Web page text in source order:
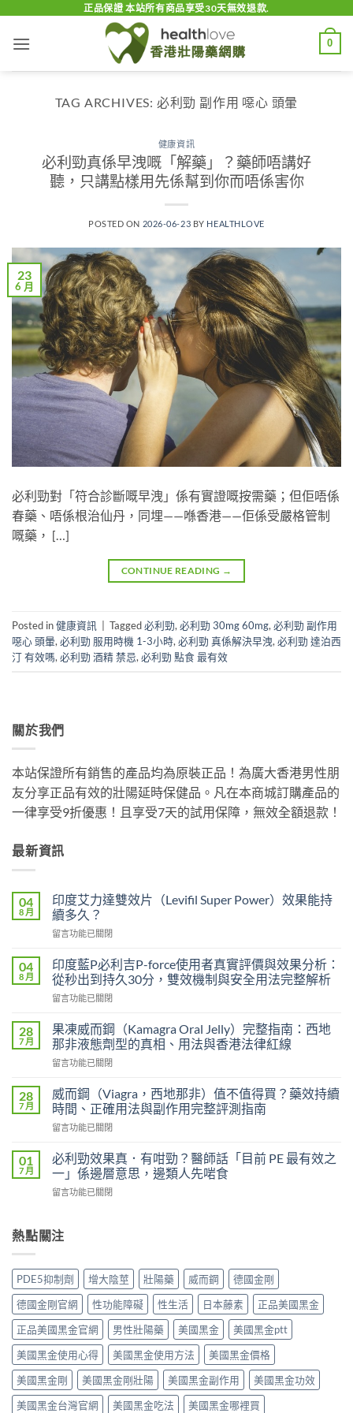
content
正品保證 本站所有商品享受30天無效退款.
0
TAG ARCHIVES: 必利勁 副作用 噁心 頭暈
健康資訊
必利勁真係早洩嘅「解藥」？藥師唔講好
聽，只講點樣用先係幫到你而唔係害你
POSTED ON 2026-06-23 BY HEALTHLOVE
23
6 月
必利勁對「符合診斷嘅早洩」係有實證嘅按需藥；但佢唔係
春藥、唔係根治仙丹，同埋——喺香港——佢係受嚴格管制
嘅藥， […]
CONTINUE READING →
Posted in健康資訊 Tagged必利勁, 必利勁 30mg 60mg, 必利勁 副作用
噁心 頭暈, 必利勁 服用時機 1-3小時, 必利勁 真係解決早洩, 必利勁 達泊西
汀 有效嗎, 必利勁 酒精 禁忌, 必利勁 點食 最有效
關於我們
本站保證所有銷售的產品均為原裝正品！為廣大香港男性朋
友分享正品有效的壯陽延時保健品。凡在本商城訂購產品的
一律享受9折優惠！且享受7天的試用保障，無效全額退款！
最新資訊
04
8 月
印度艾力達雙效片（Levifil Super Power）效果能持
續多久？
在
度
艾
力
達
效
片
（Levifil
Super
效
果
持
多
久？〉
中
留言功能已關閉
04
8 月
印度藍P必利吉P-force使用者真實評價與效果分析：
從秒出到持久30分，雙效機制與安全用法完整解析
在
度
藍
P
必
吉
P-
force
使
者
真
評
效
析：
從
秒
出
到
持
久
30
分，
雙
留言功能已關閉
28
7 月
果凍威而鋼（Kamagra Oral Jelly）完整指南：西地
那非液態劑型的真相、用法與香港法律紅線
在
凍
威
而
鋼
Oral
整
西
非
液
態
劑
型
的
真
相、
用
法
與
留言功能已關閉
28
7 月
威而鋼（Viagra，西地那非）值不值得買？藥效持續
時間、正確用法與副作用完整評測指南
在
而
鋼
（Viagra，
西
非）
值
得
買？
藥
效
持
續
時
間、
正
確
留言功能已關閉
01
7 月
必利勁效果真．有咁勁？醫師話「目前 PE 最有效之
一」係邊層意思，邊類人先啱食
在
勁
效
真．
有
咁
勁？
醫
師
話
「目
前
PE
最
留言功能已關閉
熱點關注
PDE5抑制劑 增大陰莖 壯陽藥 威而鋼
德國金剛
德國金剛官網
性功能障礙 性生活 日本藤素
正品美國黑金
正品美國黑金官網
男性壯陽藥 美國黑金
美國黑金ptt
美國黑金使用心得
美國黑金使用方法
美國黑金價格
美國黑金剛
美國黑金剛壯陽 美國黑金副作用
美國黑金功效
美國黑金台灣官網
美國黑金吃法 美國黑金哪裡買